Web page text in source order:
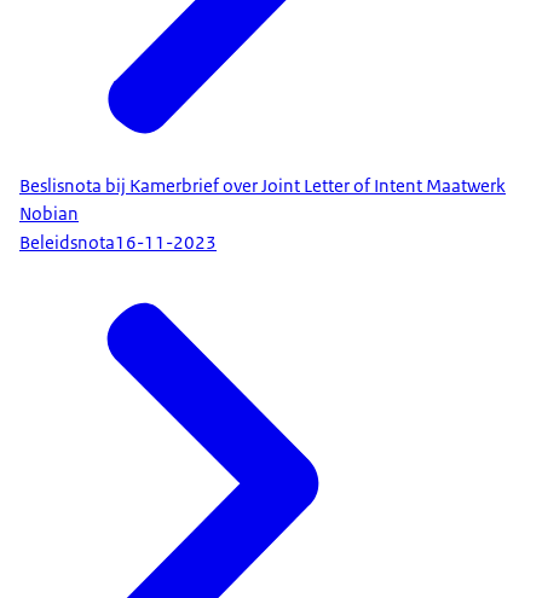
Beslisnota bij Kamerbrief over Joint Letter of Intent Maatwerk
Nobian
Beleidsnota16-11-2023